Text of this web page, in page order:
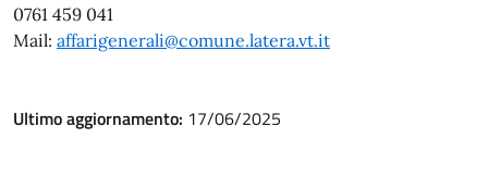
0761 459 041
Mail: affarigenerali@comune.latera.vt.it
Ultimo aggiornamento: 17/06/2025